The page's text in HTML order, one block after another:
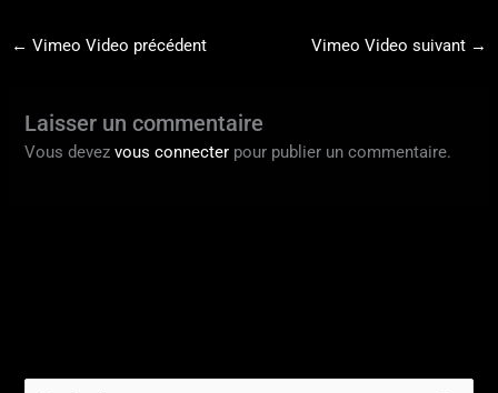
← Vimeo Video précédent Vimeo Video suivant →
Laisser un commentaire
Vous devezvous connecter pour publier un commentaire.